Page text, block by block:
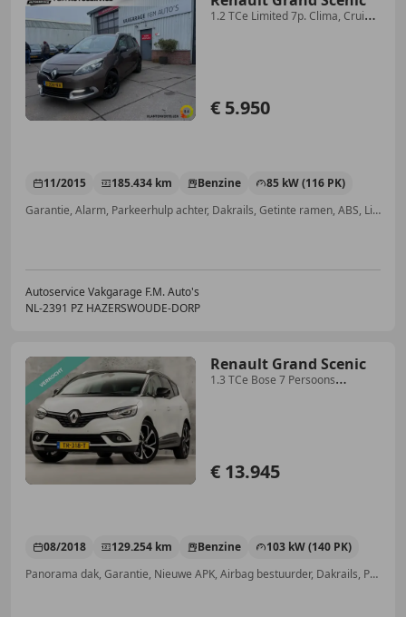
1.2 TCe Limited 7p. Clima, Cruise,
€ 5.950
11/2015 185.434 km Benzine
85 kW (116 PK)
Garantie, Alarm, Parkeerhulp achter, Dakrails, Getinte ramen, ABS, Lichtmetalen velgen, Startonderbreker
Autoservice Vakgarage F.M. Auto's
NL-2391 PZ HAZERSWOUDE-DORP
Renault Grand Scenic
1.3 TCe Bose 7 Persoons
€ 13.945
08/2018 129.254 km Benzine
103 kW (140 PK)
Panorama dak, Garantie, Nieuwe APK, Airbag bestuurder, Dakrails, Parkeerhulp achter, LED verlichting, Lane Departure Warning Systeem